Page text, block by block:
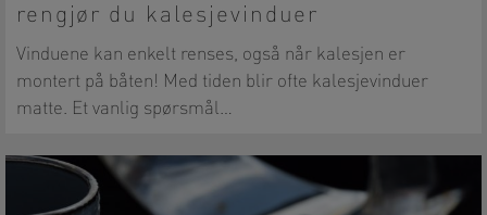
rengjør du kalesjevinduer
Vinduene kan enkelt renses, også når kalesjen er
montert på båten! Med tiden blir ofte kalesjevinduer
matte. Et vanlig spørsmål…